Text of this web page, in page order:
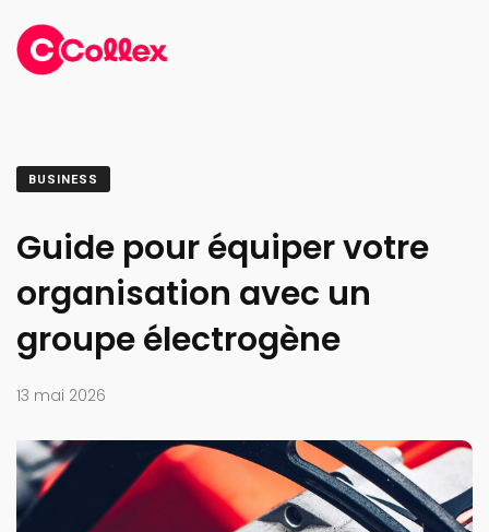
BUSINESS
Guide pour équiper votre
organisation avec un
groupe électrogène
13 mai 2026